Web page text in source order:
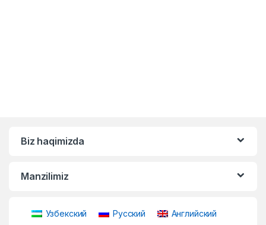
Biz haqimizda
Manzilimiz
Узбекский Русский Английский